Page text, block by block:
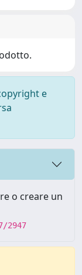
e
o creare un
2947